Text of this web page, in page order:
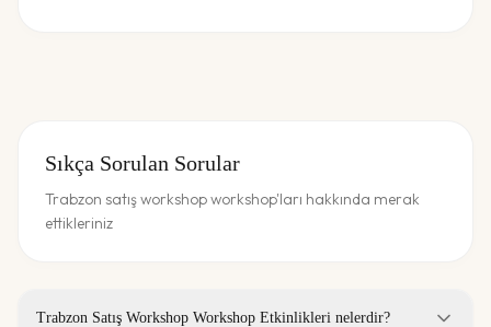
Sıkça Sorulan Sorular
Trabzon satış workshop workshop'ları hakkında merak
ettikleriniz
Trabzon Satış Workshop Workshop Etkinlikleri nelerdir?